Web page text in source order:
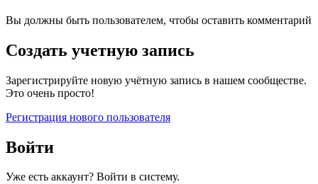
Вы должны быть пользователем, чтобы оставить комментарий
Создать учетную запись
Зарегистрируйте новую учётную запись в нашем сообществе.
Это очень просто!
Регистрация нового пользователя
Войти
Уже есть аккаунт? Войти в систему.